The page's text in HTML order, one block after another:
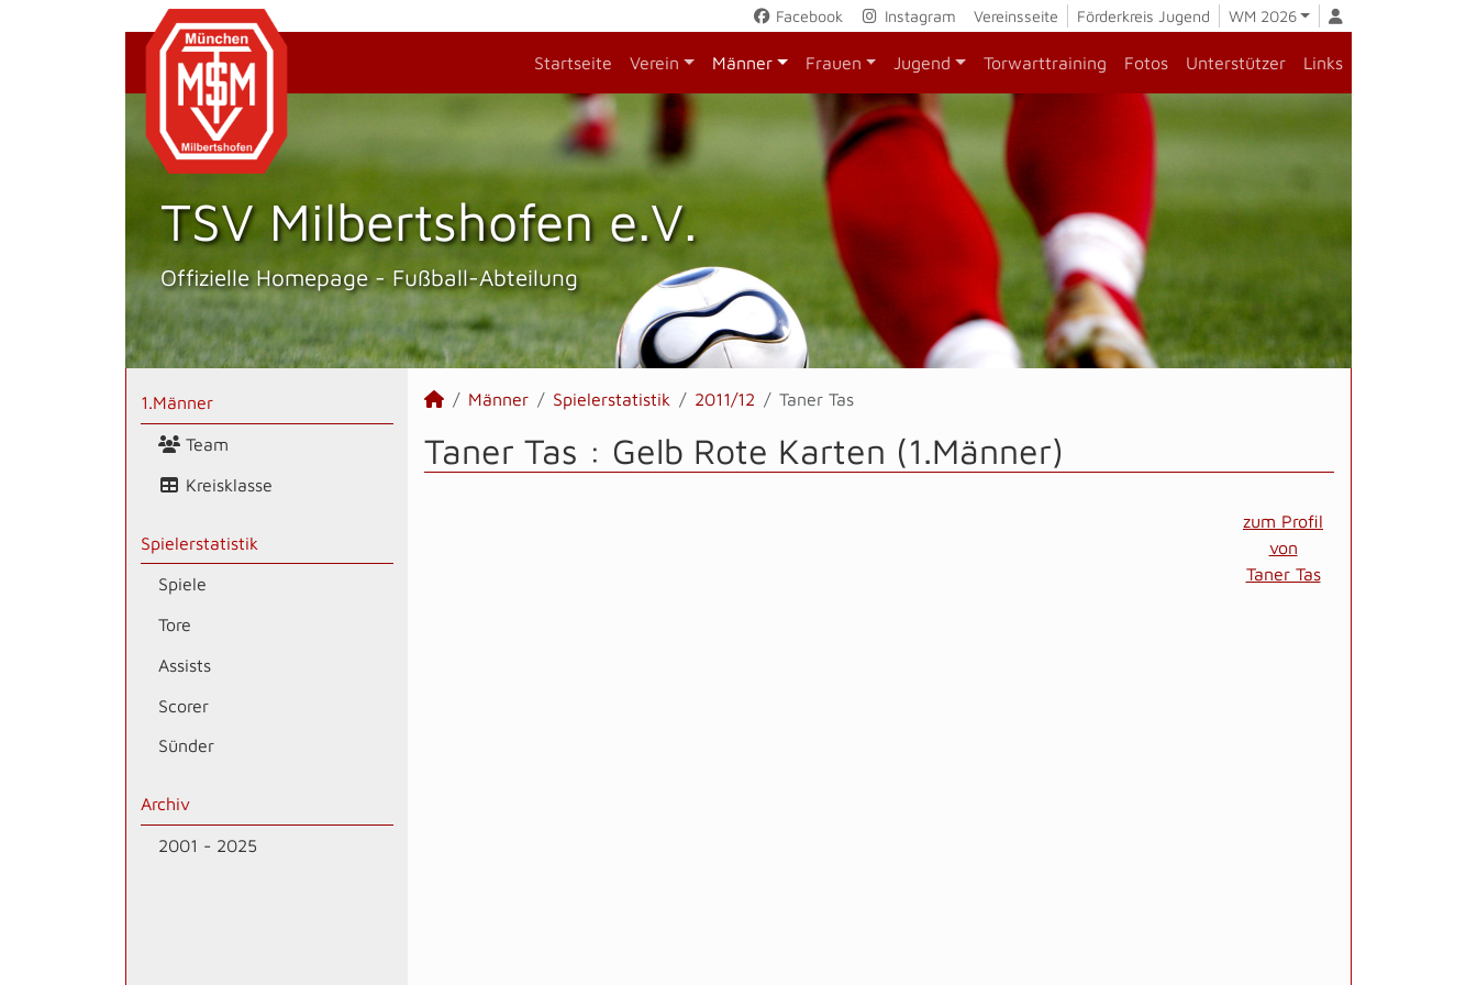
Facebook Instagram Vereinsseite Förderkreis Jugend WM 2026
Startseite Verein Männer Frauen Jugend Torwarttraining Fotos Unterstützer Links
TSV Milbertshofen e.V.
Offizielle Homepage - Fußball-Abteilung
1.Männer
Team
Kreisklasse
Spielerstatistik
Spiele
Tore
Assists
Scorer
Sünder
Archiv
2001 - 2025
Männer Spielerstatistik 2011/12 Taner Tas
Taner Tas : Gelb Rote Karten (1.Männer)
zum Profil
von
Taner Tas